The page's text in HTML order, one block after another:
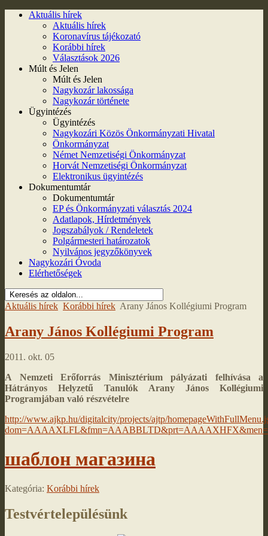
Aktuális hírek
Aktuális hírek
Koronavírus tájékozató
Korábbi hírek
Választások 2026
Múlt és Jelen
Múlt és Jelen
Nagykozár lakossága
Nagykozár története
Ügyintézés
Ügyintézés
Nagykozári Közös Önkormányzati Hivatal
Önkormányzat
Német Nemzetiségi Önkormányzat
Horvát Nemzetiségi Önkormányzat
Elektronikus ügyintézés
Dokumentumtár
Dokumentumtár
EP és Önkormányzati választás 2024
Adatlapok, Hírdetmények
Jogszabályok / Rendeletek
Polgármesteri határozatok
Nyilvános jegyzőkönyvek
Nagykozári Óvoda
Elérhetőségek
Aktuális hírek Korábbi hírek Arany János Kollégiumi Program
Arany János Kollégiumi Program
2011. okt. 05
A Nemzeti Erőforrás Minisztérium pályázati felhívása a
Hátrányos Helyzetű Tanulók Arany János Kollégiumi
Programjában való részvételre
http://www.ajkp.hu/digitalcity/projects/ajtp/
шаблон магазина
Kategória: Korábbi hírek
Testvértelepülésünk